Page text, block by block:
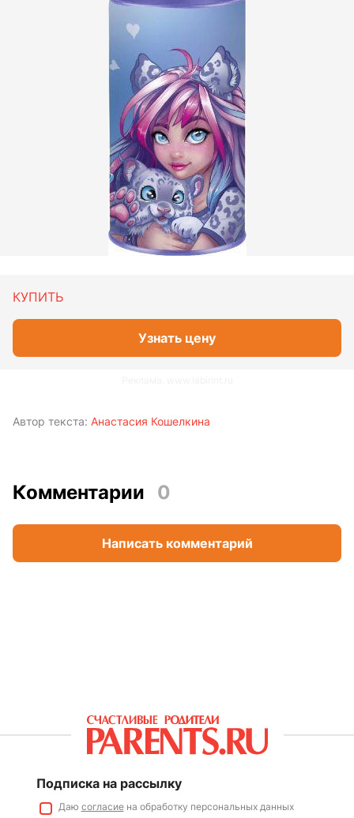
КУПИТЬ
Узнать цену
Автор текста: Анастасия Кошелкина
Комментарии 0
Написать комментарий
Подписка на рассылку
Даю согласиена обработку персональных данных